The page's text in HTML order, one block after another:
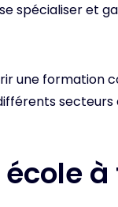
spécialiser et
une formation
secteurs